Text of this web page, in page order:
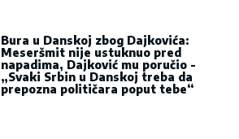
Bura u Danskoj zbog Dajkovića:
Meseršmit nije ustuknuo pred
napadima, Dajković mu poručio -
„Svaki Srbin u Danskoj treba da
prepozna političara poput tebe“